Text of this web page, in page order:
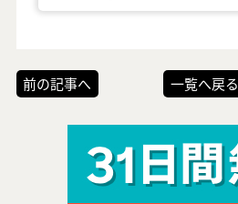
前の記事へ 一覧へ戻る